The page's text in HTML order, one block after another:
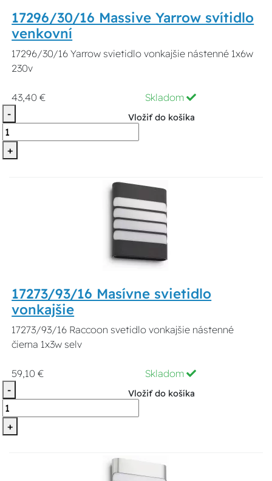
17296/30/16 Massive Yarrow svítidlo
venkovní
17296/30/16 Yarrow svietidlo vonkajšie nástenné 1x6w
230v
43,40 €
Skladom
-
+
Vložiť do košíka
17273/93/16 Masívne svietidlo
vonkajšie
17273/93/16 Raccoon svetidlo vonkajšie nástenné
čierna 1x3w selv
59,10 €
Skladom
-
+
Vložiť do košíka